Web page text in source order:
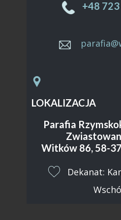
+48
LOKALIZACJA
Parafia
Witków 86, 58-
​Dekanat: